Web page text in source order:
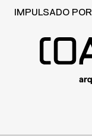
IMPULSADO POR